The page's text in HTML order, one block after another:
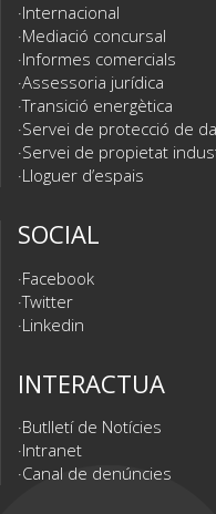
Internacional
Mediació concursal
Informes comercials
Assessoria jurídica
Transició energètica
Servei de protecció de
Servei de propietat
Lloguer d’espais
SOCIAL
Facebook
Twitter
Linkedin
INTERACTUA
Butlletí de Notícies
Intranet
Canal de denúncies